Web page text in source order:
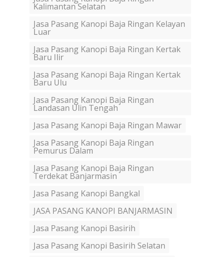
Kalimantan Selatan
Jasa Pasang Kanopi Baja Ringan Kelayan
Luar
Jasa Pasang Kanopi Baja Ringan Kertak
Baru Ilir
Jasa Pasang Kanopi Baja Ringan Kertak
Baru Ulu
Jasa Pasang Kanopi Baja Ringan
Landasan Ulin Tengah
Jasa Pasang Kanopi Baja Ringan Mawar
Jasa Pasang Kanopi Baja Ringan
Pemurus Dalam
Jasa Pasang Kanopi Baja Ringan
Terdekat Banjarmasin
Jasa Pasang Kanopi Bangkal
JASA PASANG KANOPI BANJARMASIN
Jasa Pasang Kanopi Basirih
Jasa Pasang Kanopi Basirih Selatan